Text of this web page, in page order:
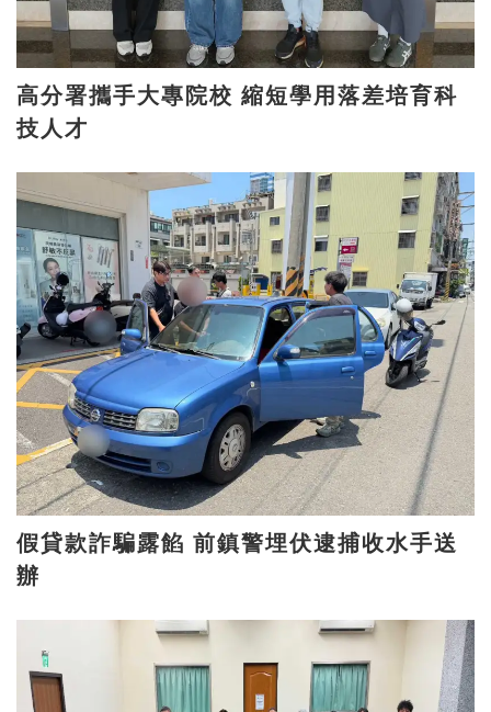
高分署攜手大專院校 縮短學用落差培育科
技人才
假貸款詐騙露餡 前鎮警埋伏逮捕收水手送
辦